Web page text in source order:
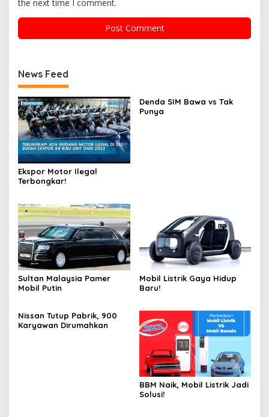
the next time I comment.
News Feed
Ekspor Motor Ilegal
Terbongkar!
Denda SIM Bawa vs Tak
Punya
Sultan Malaysia Pamer
Mobil Putin
Mobil Listrik Gaya Hidup
Baru!
Nissan Tutup Pabrik, 900
Karyawan Dirumahkan
BBM Naik, Mobil Listrik Jadi
Solusi!